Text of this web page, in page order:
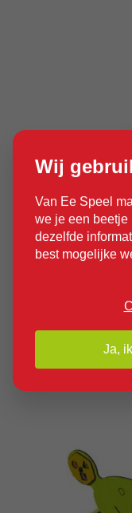
Wij
Van Ee Speel
we je een beetje
dezelfde
best mogelijke
Ja,